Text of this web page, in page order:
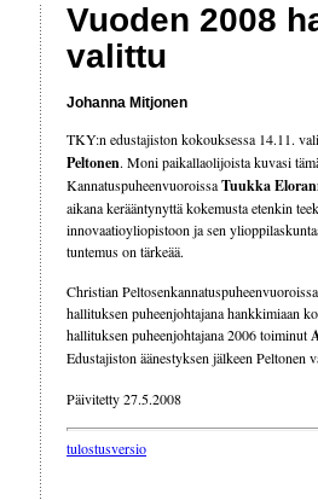
Vuoden 2008
valittu
Johanna Mitjonen
TKY:n edustajiston kokouksessa 14.11.
Peltonen. Moni paikallaolijoista kuvasi
KannatuspuheenvuoroissaTuukka
aikana kerääntynyttä kokemusta etenkin
innovaatioyliopistoon ja sen
tuntemus on tärkeää.
Christian
hallituksen puheenjohtajana hankkimiaan
hallituksen puheenjohtajana 2006 toiminut
Edustajiston äänestyksen jälkeen Peltonen
Päivitetty 27.5.2008
tulostusversio